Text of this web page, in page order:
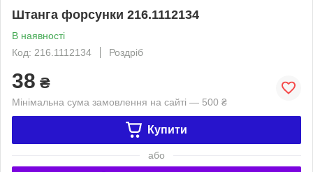
Штанга форсунки 216.1112134
В наявності
Код: 216.1112134
Роздріб
38 ₴
Мінімальна сума замовлення на сайті — 500 ₴
Купити
або